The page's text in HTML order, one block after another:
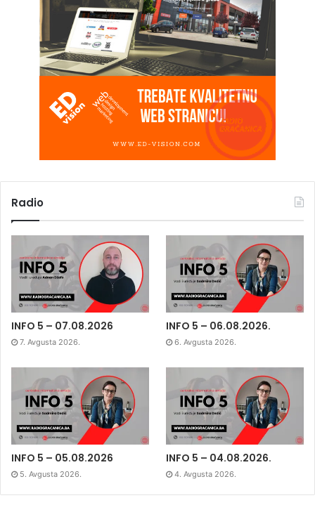
Radio
INFO 5 – 07.08.2026
7. Avgusta 2026.
INFO 5 – 06.08.2026.
6. Avgusta 2026.
INFO 5 – 05.08.2026
5. Avgusta 2026.
INFO 5 – 04.08.2026.
4. Avgusta 2026.